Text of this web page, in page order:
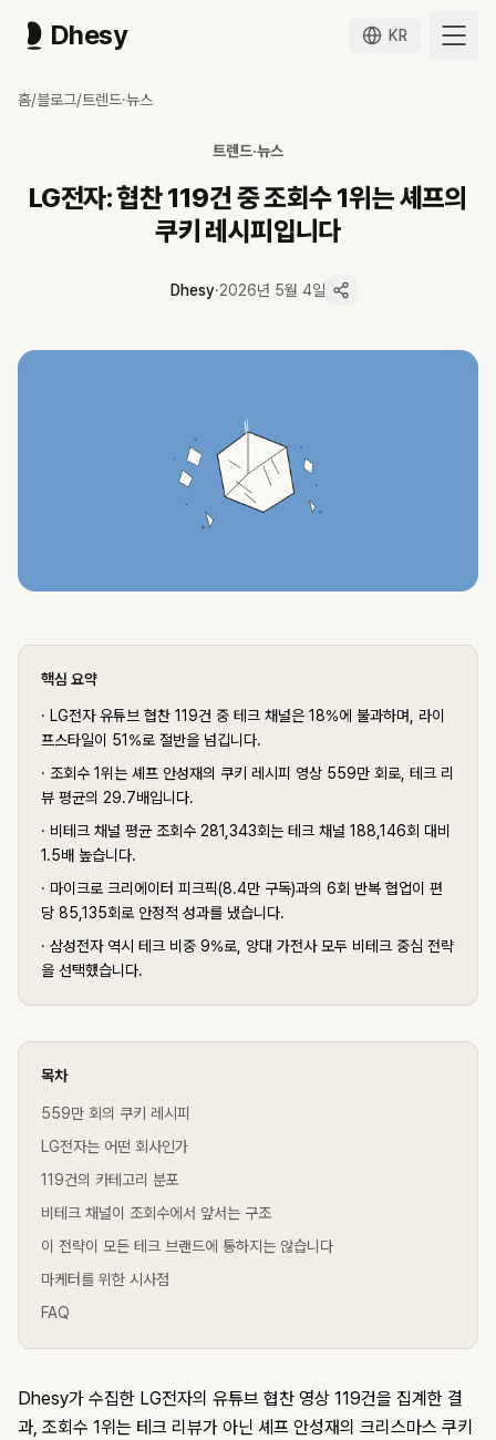
Dhesy KR
LG전자 유튜브 협찬 119건 분석. 테크 채널은 18%, 라이프스타일
조회수 1위는 셰프 안성재의 쿠키 레시피 영상 559만 회로, 테크 리뷰
비테크 채널 평균 조회수 281,343회는 테크 채널 188,146회 대비 1.5
마이크로 크리에이터 피크픽(8.4만 구독)과의 6회 반복 협업이 편당
삼성전자 역시 테크 비중 9%로, 양대 가전사 모두 비테크 중심 전략을
홈/블로그/트렌드·뉴스
트렌드·뉴스
LG전자: 협찬 119건 중 조회수 1위는 셰프의
쿠키 레시피입니다
Dhesy·2026년 5월 4일
핵심 요약
· LG전자 유튜브 협찬 119건 중 테크 채널은 18%에 불과하며, 라이
프스타일이 51%로 절반을 넘깁니다.
· 조회수 1위는 셰프 안성재의 쿠키 레시피 영상 559만 회로, 테크 리
뷰 평균의 29.7배입니다.
· 비테크 채널 평균 조회수 281,343회는 테크 채널 188,146회 대비
1.5배 높습니다.
· 마이크로 크리에이터 피크픽(8.4만 구독)과의 6회 반복 협업이 편
당 85,135회로 안정적 성과를 냈습니다.
· 삼성전자 역시 테크 비중 9%로, 양대 가전사 모두 비테크 중심 전략
을 선택했습니다.
목차
559만 회의 쿠키 레시피
LG전자는 어떤 회사인가
119건의 카테고리 분포
비테크 채널이 조회수에서 앞서는 구조
이 전략이 모든 테크 브랜드에 통하지는 않습니다
마케터를 위한 시사점
FAQ
Dhesy가 수집한 LG전자의 유튜브 협찬 영상 119건을 집계한 결
과, 조회수 1위는 테크 리뷰가 아닌 셰프 안성재의 크리스마스 쿠키